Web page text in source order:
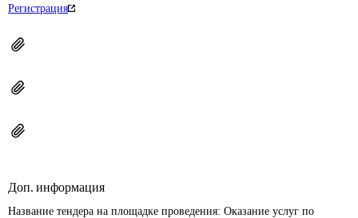
Регистрация
Доп. информация
Название тендера на площадке проведения: Оказание услуг по